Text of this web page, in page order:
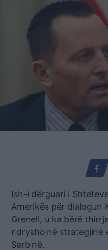
Ish-i dërguari i
Amerikës për dialogun
Grenell, u ka bërë
ndryshojnë strategjinë
Serbinë.